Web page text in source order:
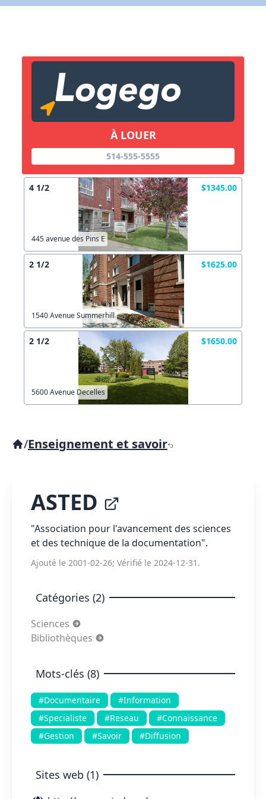
À LOUER
514-555-5555
4 1/2 $1345.00
445 avenue des Pins E
2 1/2 $1625.00
1540 Avenue Summerhill
2 1/2 $1650.00
5600 Avenue Decelles
/Enseignement et savoir
ASTED
"Association pour l'avancement des sciences
et des technique de la documentation".
Ajouté le 2001-02-26; Vérifié le 2024-12-31.
Catégories (2)
Sciences
Bibliothèques
Mots-clés (8)
#Documentaire
#Information
#Specialiste
#Reseau
#Connaissance
#Gestion
#Savoir #Diffusion
Sites web (1)
Lien vers inscription (sera inclus dans courriel)
Copier lien
X Fermer
X Fermer